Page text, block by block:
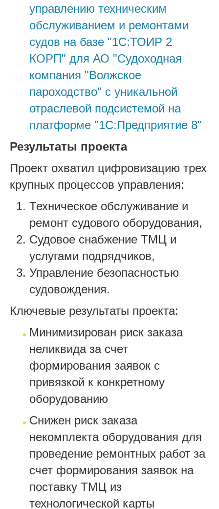
управлению техническим
обслуживанием и ремонтами
судов на базе "1С:ТОИР 2
КОРП" для АО "Судоходная
компания "Волжское
пароходство" с уникальной
отраслевой подсистемой на
платформе "1С:Предприятие 8"
Результаты проекта
Проект охватил цифровизацию трех
крупных процессов управления:
Техническое обслуживание и
ремонт судового оборудования,
Судовое снабжение ТМЦ и
услугами подрядчиков,
Управление безопасностью
судовождения.
Ключевые результаты проекта:
Минимизирован риск заказа
неликвида за счет
формирования заявок с
привязкой к конкретному
оборудованию
Снижен риск заказа
некомплекта оборудования для
проведение ремонтных работ за
счет формирования заявок на
поставку ТМЦ из
технологической карты